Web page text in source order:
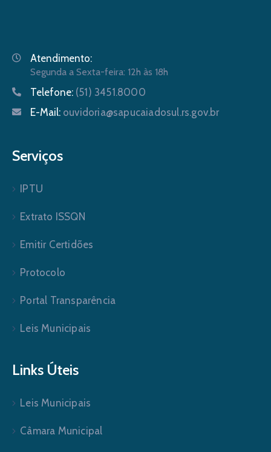
Atendimento:
Segunda a Sexta-feira: 12h às 18h
Telefone: (51) 3451.8000
E-Mail: ouvidoria@sapucaiadosul.rs.gov.br
Serviços
IPTU
Extrato ISSQN
Emitir Certidões
Protocolo
Portal Transparência
Leis Municipais
Links Úteis
Leis Municipais
Câmara Municipal